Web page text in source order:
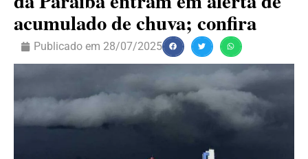
acumulado de chuva; confira
Publicado em 28/07/2025